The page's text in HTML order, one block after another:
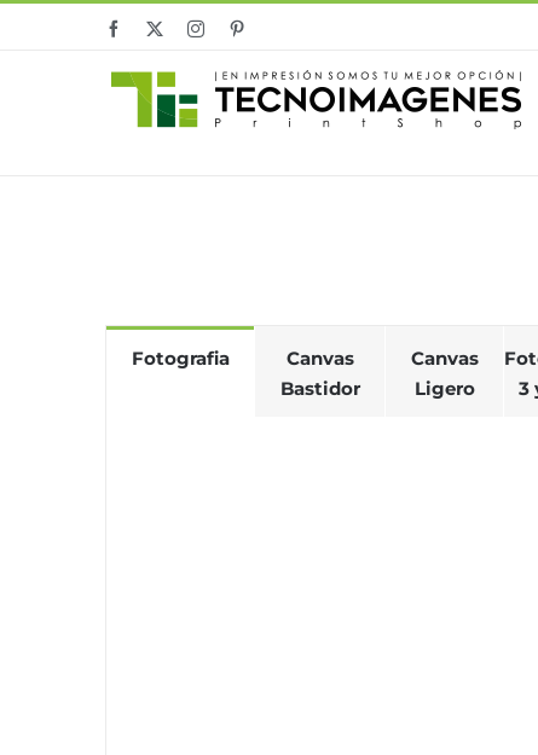
Facebook Instagram
Fotografia
Canvas
Bastidor
Canvas
Ligero
3